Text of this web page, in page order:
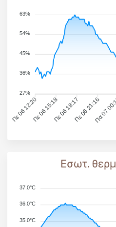
Πε 06 12:20Πε 06 15:18Πε 06 18:17Πε 06 21:16Πα 07
63%
54%
45%
36%
27%
Εσωτ.
37.0°C
36.0°C
35.0°C